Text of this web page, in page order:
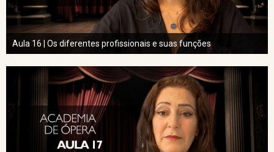
Aula 16 | Os diferentes profissionais e suas funções